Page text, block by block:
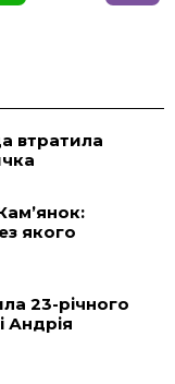
t
p
втратила
якого
23-річного
Андрія